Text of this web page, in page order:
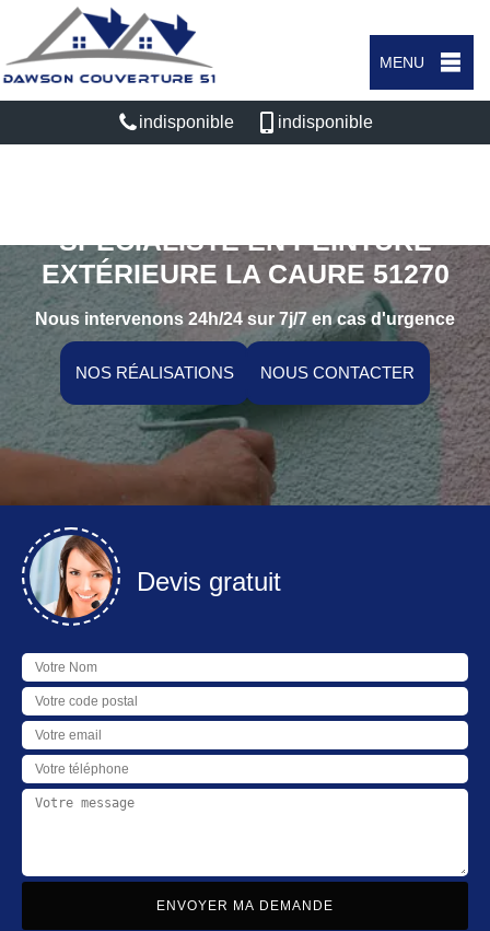
MENU
indisponible indisponible
SPÉCIALISTE EN PEINTURE
EXTÉRIEURE LA CAURE 51270
Nous intervenons 24h/24 sur 7j/7 en cas d'urgence
NOS RÉALISATIONS NOUS CONTACTER
Devis gratuit